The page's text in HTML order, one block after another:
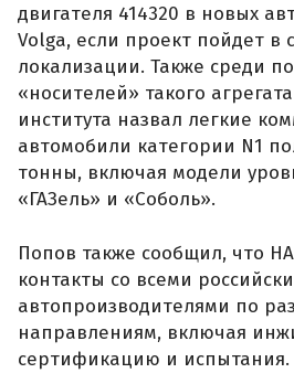
двигателя 414320 в новых
Volga, если проект пойдет в
локализации. Также среди
«носителей» такого
института назвал легкие
автомобили категории N1
тонны, включая модели
«ГАЗель» и «Соболь».
Попов также сообщил, что
контакты со всеми
автопроизводителями по
направлениям, включая
сертификацию и испытания.